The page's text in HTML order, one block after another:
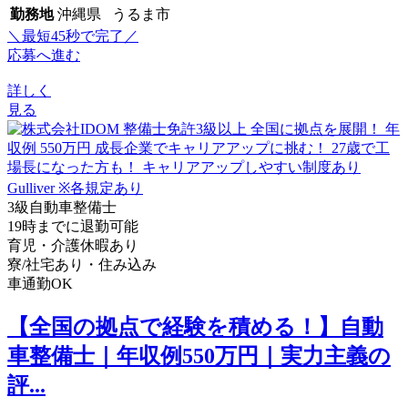
勤務地 沖縄県 うるま市
＼最短45秒で完了／
応募へ進む
詳しく
見る
3級自動車整備士
19時までに退勤可能
育児・介護休暇あり
寮/社宅あり・住み込み
車通勤OK
【全国の拠点で経験を積める！】自動
車整備士｜年収例550万円｜実力主義の
評...